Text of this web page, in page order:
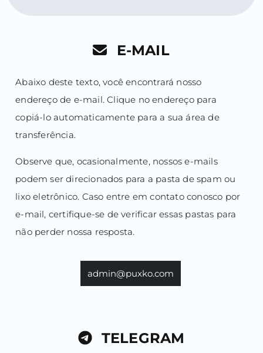
E-MAIL
Abaixo deste texto, você encontrará nosso
endereço de e-mail. Clique no endereço para
copiá-lo automaticamente para a sua área de
transferência.
Observe que, ocasionalmente, nossos e-mails
podem ser direcionados para a pasta de spam ou
lixo eletrônico. Caso entre em contato conosco por
e-mail, certifique-se de verificar essas pastas para
não perder nossa resposta.
admin@puxko.com
TELEGRAM